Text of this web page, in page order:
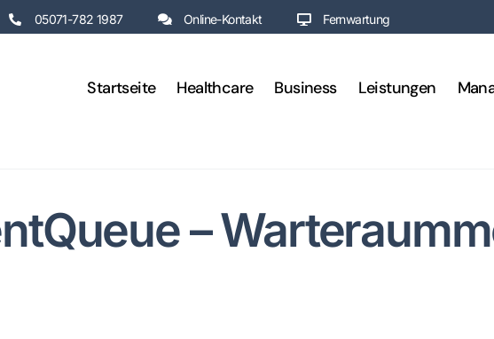
05071-782 1987 Online-Kontakt Fernwartung
Startseite Healthcare Business Leistungen
–